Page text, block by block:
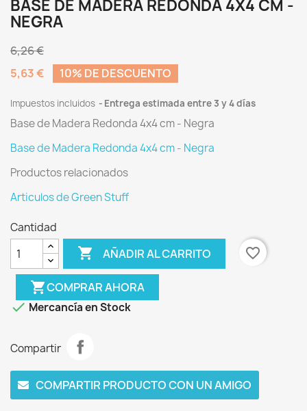
BASE DE MADERA REDONDA 4X4 CM -
NEGRA
6,26 €
5,63 €
10% DE DESCUENTO
Impuestos incluidos Entrega estimada entre 3 y 4 días
Base de Madera Redonda 4x4 cm - Negra
Base de Madera Redonda 4x4 cm - Negra
Productos relacionados
Articulos de Green Stuff
Cantidad
 AÑADIR AL CARRITO favorite_border
shopping_cartCOMPRAR AHORA
 Mercancía en Stock
Compartir
COMPARTIR PRODUCTO CON UN AMIGO